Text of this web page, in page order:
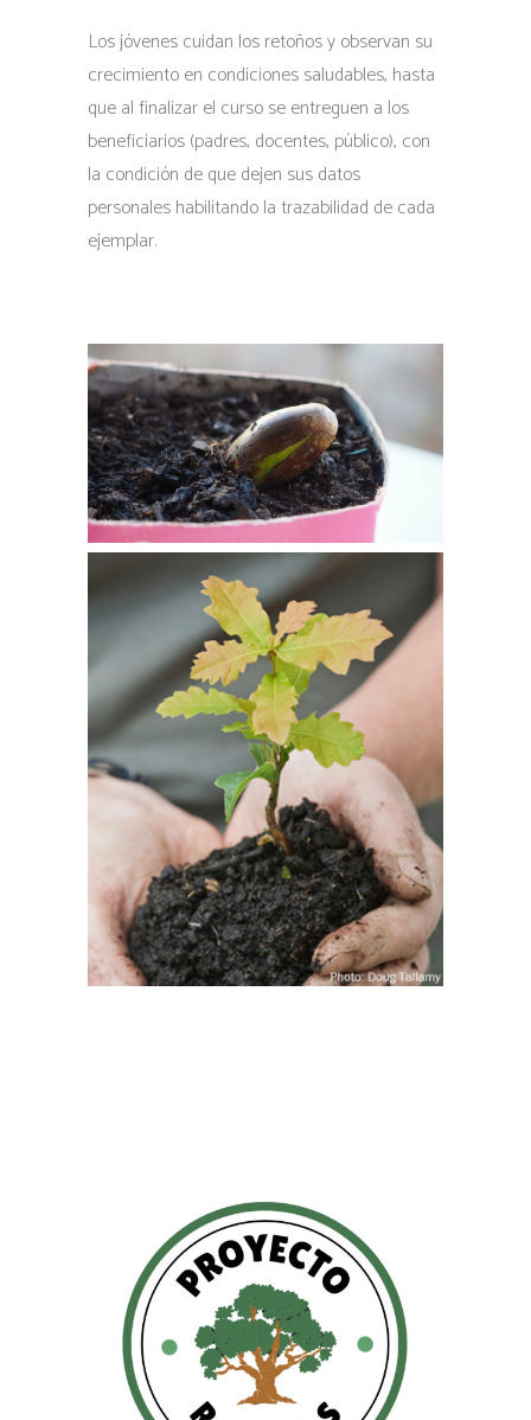
Los jóvenes cuidan los retoños y observan su
crecimiento en condiciones saludables, hasta
que al finalizar el curso se entreguen a los
beneficiarios (padres, docentes, público), con
la condición de que dejen sus datos
personales habilitando la trazabilidad de cada
ejemplar.